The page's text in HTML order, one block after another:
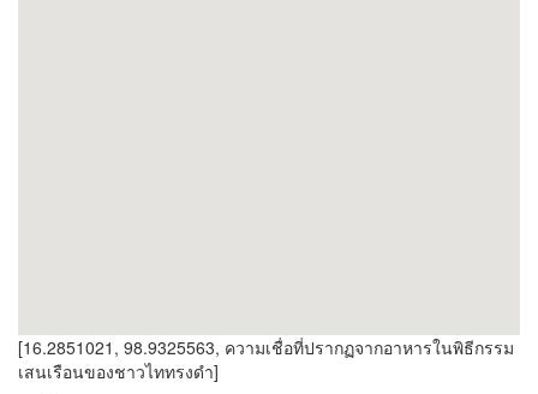
[16.2851021, 98.9325563, ความเชื่อที่ปรากฏจากอาหารในพิธีกรรม
เสนเรือนของชาวไททรงดำ]